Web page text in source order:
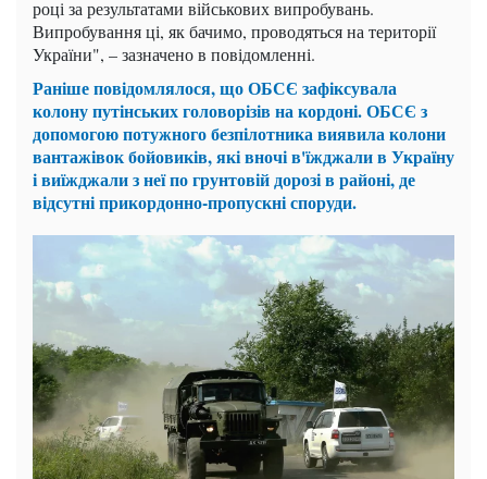
році за результатами військових випробувань.
Випробування ці, як бачимо, проводяться на території
України", – зазначено в повідомленні.
Раніше повідомлялося, що ОБСЄ зафіксувала
колону путінських головорізів на кордоні. ОБСЄ з
допомогою потужного безпілотника виявила колони
вантажівок бойовиків, які вночі в'їжджали в Україну
і виїжджали з неї по грунтовій дорозі в районі, де
відсутні прикордонно-пропускні споруди.